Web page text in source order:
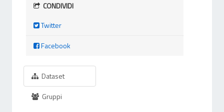
CONDIVIDI
Twitter
Facebook
Dataset
Gruppi